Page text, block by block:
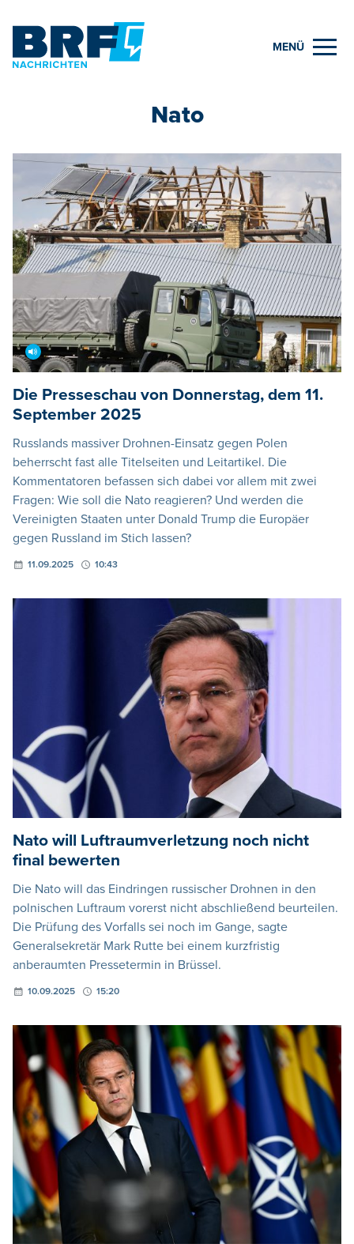
MENÜ
Nato
Die Presseschau von Donnerstag, dem 11.
September 2025
Russlands massiver Drohnen-Einsatz gegen Polen
beherrscht fast alle Titelseiten und Leitartikel. Die
Kommentatoren befassen sich dabei vor allem mit zwei
Fragen: Wie soll die Nato reagieren? Und werden die
Vereinigten Staaten unter Donald Trump die Europäer
gegen Russland im Stich lassen?
11.09.2025 10:43
Nato will Luftraumverletzung noch nicht
final bewerten
Die Nato will das Eindringen russischer Drohnen in den
polnischen Luftraum vorerst nicht abschließend beurteilen.
Die Prüfung des Vorfalls sei noch im Gange, sagte
Generalsekretär Mark Rutte bei einem kurzfristig
anberaumten Pressetermin in Brüssel.
10.09.2025 15:20